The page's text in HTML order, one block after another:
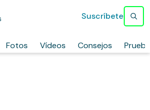
Fotos Vídeos Consejos
Suscríbete